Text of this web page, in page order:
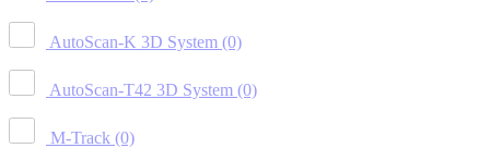
AutoScan-K 3D System (0)
AutoScan-T42 3D System (0)
M-Track (0)